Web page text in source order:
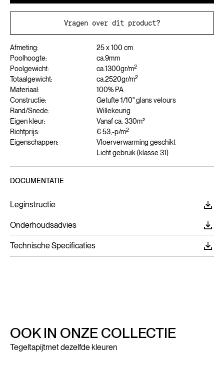
Vragen over dit product?
Afmeting:
25 x 100 cm
Poolhoogte:
ca.9mm
Poolgewicht:
ca.1300gr/m2
Totaalgewicht: ca.2520gr/m2
Materiaal:
100% PA
Constructie:
Getufte 1/10" glans velours
Rand/Snede:
Willekeurig
Eigen kleur:
Vanaf ca. 330m²
Richtprijs:
€ 53,-p/m2
Eigenschappen:
Vloerverwarming geschikt
Licht gebruik (klasse 31)
DOCUMENTATIE
Leginstructie
Onderhoudsadvies
Technische Specificaties
OOK IN ONZE COLLECTIE
Tegeltapijtmet dezelfde kleuren